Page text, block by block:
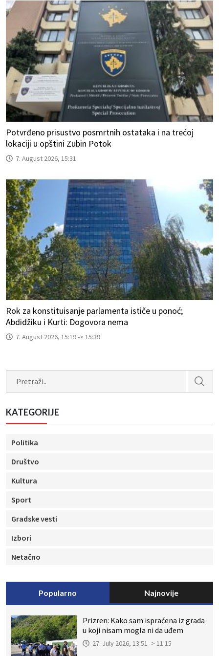
Potvrđeno prisustvo posmrtnih ostataka i na trećoj
lokaciji u opštini Zubin Potok
7. August 2026, 15:31
Rok za konstituisanje parlamenta ističe u ponoć;
Abdidžiku i Kurti: Dogovora nema
7. August 2026, 15:19 -> 15:39
KATEGORIJE
Politika
Društvo
Kultura
Sport
Gradske vesti
Izbori
Netačno
Popularno Najnovije
Prizren: Kako sam ispraćena iz grada
u koji nisam mogla ni da uđem
27. July 2026, 13:51 -> 11:15